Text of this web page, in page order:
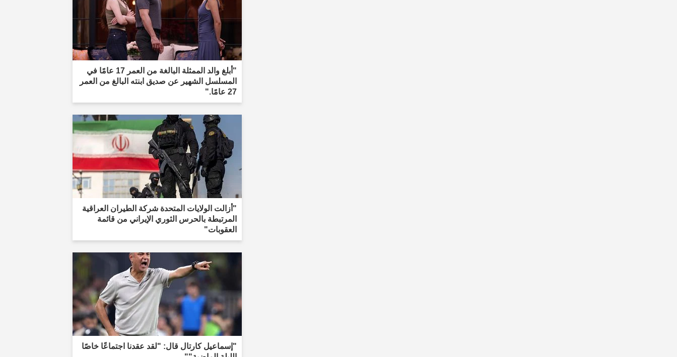
"أبلغ والد الممثلة البالغة من العمر 17 عامًا في
المسلسل الشهير عن صديق ابنته البالغ من العمر
27 عامًا."
"أزالت الولايات المتحدة شركة الطيران العراقية
المرتبطة بالحرس الثوري الإيراني من قائمة
العقوبات"
"إسماعيل كارتال قال: "لقد عقدنا اجتماعًا خاصًا